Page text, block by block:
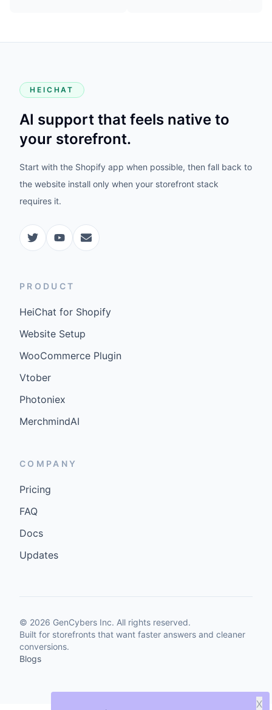
X
HEICHAT
AI support that feels native to
your storefront.
Start with the Shopify app when possible, then fall back to
the website install only when your storefront stack
requires it.
PRODUCT
HeiChat for Shopify
Website Setup
WooCommerce Plugin
Vtober
Photoniex
MerchmindAI
COMPANY
Pricing
FAQ
Docs
Updates
© 2026 GenCybers Inc. All rights reserved.
Built for storefronts that want faster answers and cleaner
conversions.
Blogs